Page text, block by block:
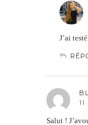
J’ai
Salut !